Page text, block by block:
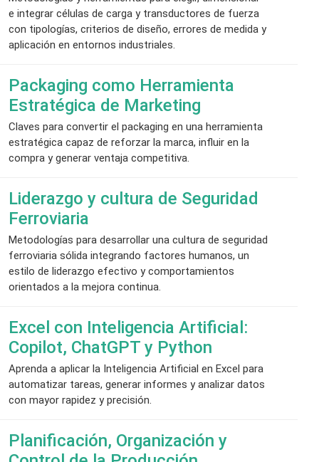
e integrar células de carga y transductores de fuerza
con tipologías, criterios de diseño, errores de medida y
aplicación en entornos industriales.
Packaging como Herramienta
Estratégica de Marketing
Claves para convertir el packaging en una herramienta
estratégica capaz de reforzar la marca, influir en la
compra y generar ventaja competitiva.
Liderazgo y cultura de Seguridad
Ferroviaria
Metodologías para desarrollar una cultura de seguridad
ferroviaria sólida integrando factores humanos, un
estilo de liderazgo efectivo y comportamientos
orientados a la mejora continua.
Excel con Inteligencia Artificial:
Copilot, ChatGPT y Python
Aprenda a aplicar la Inteligencia Artificial en Excel para
automatizar tareas, generar informes y analizar datos
con mayor rapidez y precisión.
Planificación, Organización y